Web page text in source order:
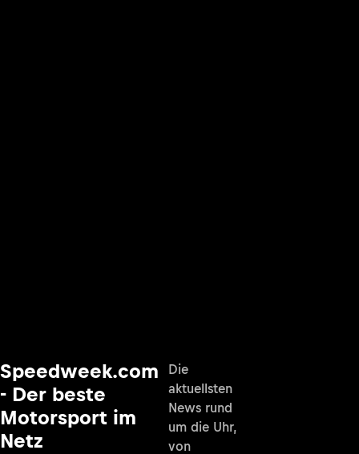
Speedweek.com
- Der beste
Motorsport im
Netz
Die
aktuellsten
News rund
um die Uhr,
von